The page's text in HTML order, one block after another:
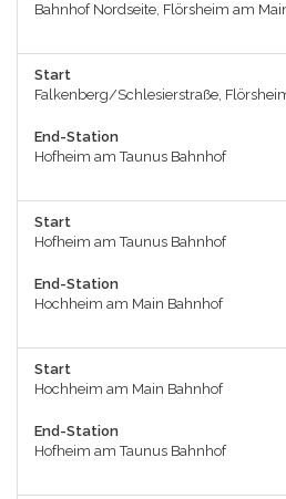
Bahnhof Nordseite, Flörsheim am
Start
Falkenberg/Schlesierstraße,
End-Station
Hofheim am Taunus Bahnhof
Start
Hofheim am Taunus Bahnhof
End-Station
Hochheim am Main Bahnhof
Start
Hochheim am Main Bahnhof
End-Station
Hofheim am Taunus Bahnhof